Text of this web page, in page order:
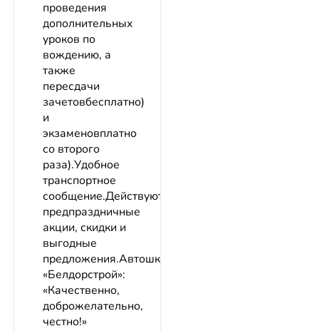
проведения
дополнительных
уроков по
вождению, а
также
пересдачи
зачетовбесплатно)
и
экзаменовплатно
со второго
раза).Удобное
транспортное
сообщение.Действуют
предпраздничные
акции, скидки и
выгодные
предложения.Автошкола
«Белдорстрой»:
«Качественно,
доброжелательно,
честно!»